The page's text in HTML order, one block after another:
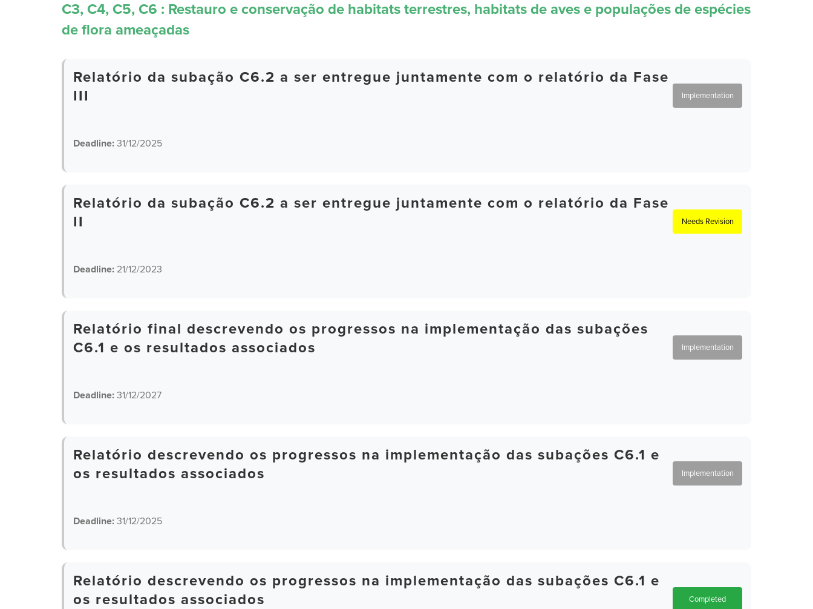
C3, C4, C5, C6 : Restauro e conservação de habitats terrestres, habitats de aves e populações de espécies
de flora ameaçadas
Relatório da subação C6.2 a ser entregue juntamente com o relatório da Fase
III
Implementation
Deadline: 31/12/2025
Relatório da subação C6.2 a ser entregue juntamente com o relatório da Fase
II
Needs Revision
Deadline: 21/12/2023
Relatório final descrevendo os progressos na implementação das subações
C6.1 e os resultados associados
Implementation
Deadline: 31/12/2027
Relatório descrevendo os progressos na implementação das subações C6.1 e
os resultados associados
Implementation
Deadline: 31/12/2025
Relatório descrevendo os progressos na implementação das subações C6.1 e
os resultados associados
Completed